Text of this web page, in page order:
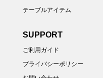
テーブルアイテム
SUPPORT
ご利用ガイド
プライバシーポリシー